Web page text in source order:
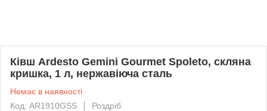
Ківш Ardesto Gemini Gourmet Spoleto, скляна
кришка, 1 л, нержавіюча сталь
Немає в наявності
Код: AR1910GSS
Роздріб